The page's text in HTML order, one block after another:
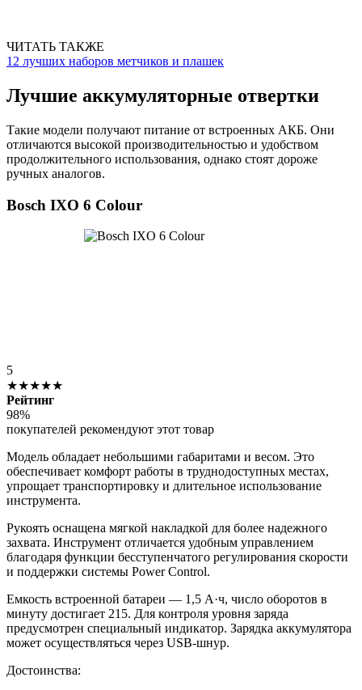
ЧИТАТЬ ТАКЖЕ
12 лучших наборов метчиков и плашек
Лучшие аккумуляторные отвертки
Такие модели получают питание от встроенных АКБ. Они
отличаются высокой производительностью и удобством
продолжительного использования, однако стоят дороже
ручных аналогов.
Bosch IXO 6 Colour
5
★★★★★
Рейтинг
98%
покупателей рекомендуют этот товар
Модель обладает небольшими габаритами и весом. Это
обеспечивает комфорт работы в труднодоступных местах,
упрощает транспортировку и длительное использование
инструмента.
Рукоять оснащена мягкой накладкой для более надежного
захвата. Инструмент отличается удобным управлением
благодаря функции бесступенчатого регулирования скорости
и поддержки системы Power Control.
Емкость встроенной батареи — 1,5 А·ч, число оборотов в
минуту достигает 215. Для контроля уровня заряда
предусмотрен специальный индикатор. Зарядка аккумулятора
может осуществляться через USB-шнур.
Достоинства: